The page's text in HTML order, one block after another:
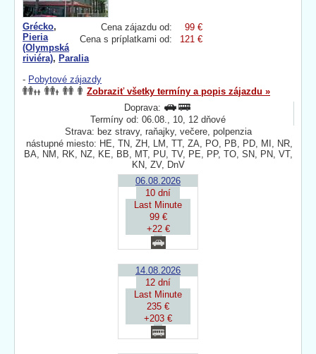
Cena zájazdu od:
99 €
Cena s príplatkami od:
121 €
Grécko,
Pieria
(Olympská
riviéra), Paralia
- Pobytové zájazdy
Zobraziť všetky termíny a popis zájazdu »
Doprava:
Termíny od: 06.08., 10, 12 dňové
Strava: bez stravy, raňajky, večere, polpenzia
nástupné miesto: HE, TN, ZH, LM, TT, ZA, PO, PB, PD, MI, NR,
BA, NM, RK, NZ, KE, BB, MT, PU, TV, PE, PP, TO, SN, PN, VT,
KN, ZV, DnV
06.08.2026
10 dní
Last Minute
99 €
+22 €
14.08.2026
12 dní
Last Minute
235 €
+203 €